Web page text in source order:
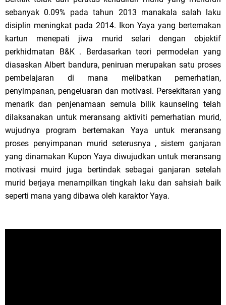
sebanyak 0.09% pada tahun 2013 manakala salah laku
disiplin meningkat pada 2014. Ikon Yaya yang bertemakan
kartun menepati jiwa murid selari dengan objektif
perkhidmatan B&K . Berdasarkan teori permodelan yang
diasaskan Albert bandura, peniruan merupakan satu proses
pembelajaran di mana melibatkan pemerhatian,
penyimpanan, pengeluaran dan motivasi. Persekitaran yang
menarik dan penjenamaan semula bilik kaunseling telah
dilaksanakan untuk meransang aktiviti pemerhatian murid,
wujudnya program bertemakan Yaya untuk meransang
proses penyimpanan murid seterusnya , sistem ganjaran
yang dinamakan Kupon Yaya diwujudkan untuk meransang
motivasi muird juga bertindak sebagai ganjaran setelah
murid berjaya menampilkan tingkah laku dan sahsiah baik
seperti mana yang dibawa oleh karaktor Yaya.